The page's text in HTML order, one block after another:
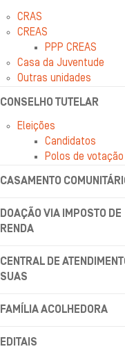
CRAS
CREAS
PPP CREAS
Casa da Juventude
Outras unidades
CONSELHO TUTELAR
Eleições
Candidatos
Polos de votação
CASAMENTO
DOAÇÃO VIA IMPOSTO DE
RENDA
CENTRAL DE
SUAS
FAMÍLIA ACOLHEDORA
EDITAIS